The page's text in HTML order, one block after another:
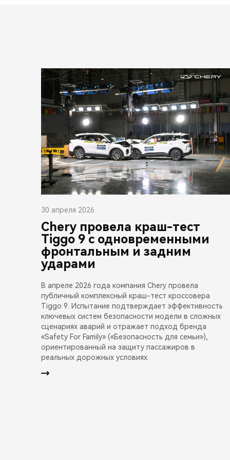
30 апреля 2026
Chery провела краш-тест
Tiggo 9 с одновременными
фронтальным и задним
ударами
В апреле 2026 года компания Chery провела
публичный комплексный краш-тест кроссовера
Tiggo 9. Испытание подтверждает эффективность
ключевых систем безопасности модели в сложных
сценариях аварий и отражает подход бренда
«Safety For Family» («Безопасность для семьи»),
ориентированный на защиту пассажиров в
реальных дорожных условиях.